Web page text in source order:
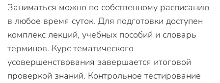
Заниматься можно по собственному расписанию
в любое время суток. Для подготовки доступен
комплекс лекций, учебных пособий и словарь
терминов. Курс тематического
усовершенствования завершается итоговой
проверкой знаний. Контрольное тестирование